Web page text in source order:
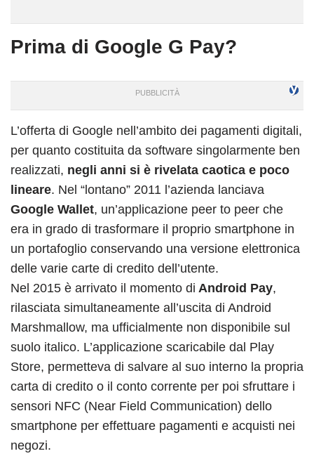
Prima di Google G Pay?
L’offerta di Google nell’ambito dei pagamenti digitali,
per quanto costituita da software singolarmente ben
realizzati, negli anni si è rivelata caotica e poco
lineare. Nel “lontano” 2011 l’azienda lanciava
Google Wallet, un’applicazione peer to peer che
era in grado di trasformare il proprio smartphone in
un portafoglio conservando una versione elettronica
delle varie carte di credito dell’utente.
Nel 2015 è arrivato il momento di Android Pay,
rilasciata simultaneamente all’uscita di Android
Marshmallow, ma ufficialmente non disponibile sul
suolo italico. L’applicazione scaricabile dal Play
Store, permetteva di salvare al suo interno la propria
carta di credito o il conto corrente per poi sfruttare i
sensori NFC (Near Field Communication) dello
smartphone per effettuare pagamenti e acquisti nei
negozi.